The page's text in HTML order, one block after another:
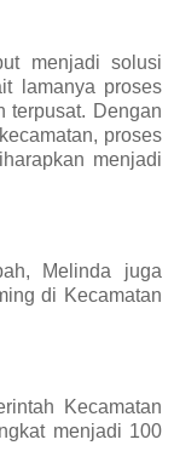
menjadi solusi
lamanya proses
terpusat. Dengan
proses
menjadi
Melinda juga
di Kecamatan
Kecamatan
menjadi 100